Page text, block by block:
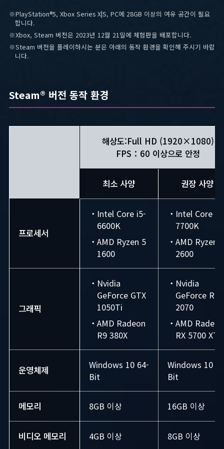
※PlayStation®5, Xbox Series X|S, PC에 28GB 이상의 여유 공간이 필요
합니다.
※Xbox, Steam 버전은 2023년 12월 21일에 체험판을 배포합니다.
※Steam 버전을 플레이하시는 분은 아래의 동작 환경을 확인해 주시기 바랍
니다.
Steam® 버전 동작 환경
해상도:Full HD (1920×1080)
FPS：60 이상으로 안정
최소 사양 권장 사양
프로세서
・Intel Core i5-
6600K
・AMD Ryzen 5
1600
・Intel Core i7-
7700K
・AMD Ryzen 5
2600
그래픽
・Nvidia
GeForce GTX
1050Ti
・AMD Radeon
R9 380X
・Nvidia
GeForce RTX
2070
・AMD Radeon
RX 5700 XT
운영체제
Windows 10 64-
Bit
Windows 10
Bit
메모리 8GB 이상 16GB 이상
비디오 메모리 4GB 이상 8GB 이상